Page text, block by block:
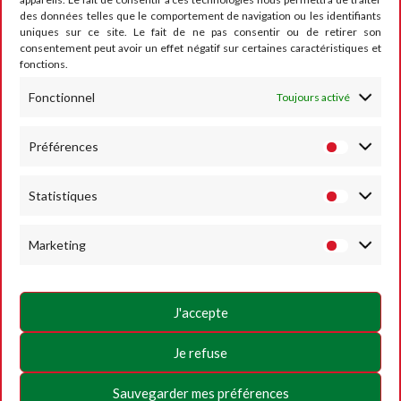
des données telles que le comportement de navigation ou les identifiants
uniques sur ce site. Le fait de ne pas consentir ou de retirer son
consentement peut avoir un effet négatif sur certaines caractéristiques et
fonctions.
Fonctionnel Toujours activé
Préférences
Statistiques
Marketing
J'accepte
Je refuse
Sauvegarder mes préférences
CONTACT
RUMESM ASBL – Circuit Jules Tacheny
B-5640 Mettet
Email :info@mettet-xp.be
TVA : BE0409 501 435
Conditions générales d’utilisation
SUIVEZ-NOUS